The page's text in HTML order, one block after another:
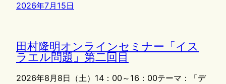
2026年7月15日
田村隆明オンラインセミナー「イス
ラエル問題」第二回目
2026年8月8日（土）14：00～16：00テーマ：「デ